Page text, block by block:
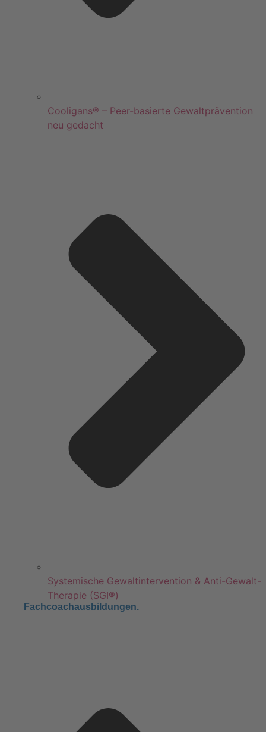
Cooligans® – Peer-basierte Gewaltprävention
neu gedacht
Systemische Gewaltintervention & Anti-Gewalt-
Therapie (SGI®)
Fachcoachausbildungen.